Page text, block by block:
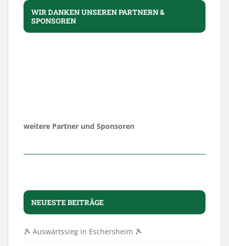
WIR DANKEN UNSEREN PARTNERN &
SPONSOREN
weitere Partner und Sponsoren
NEUESTE BEITRÄGE
🎾 Auswärtssieg in Eschersheim 🎾